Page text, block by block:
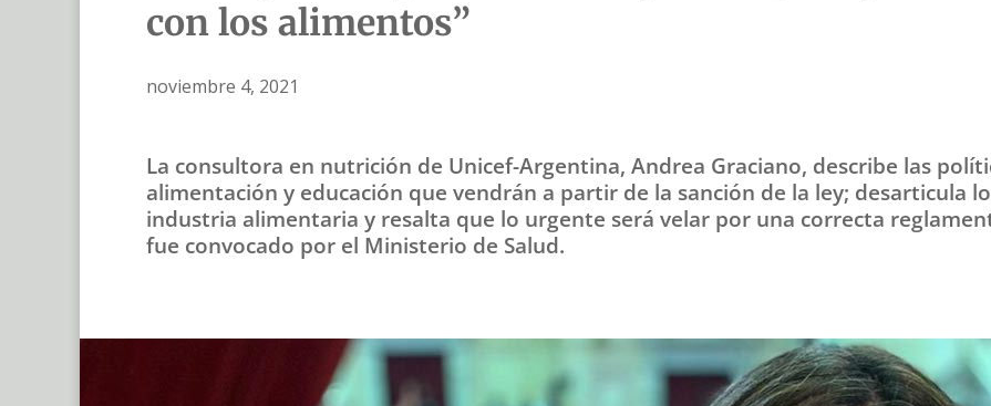
con los alimentos”
noviembre 4, 2021
La consultora en nutrición de Unicef-Argentina, Andrea Graciano, describe las
alimentación y educación que vendrán a partir de la sanción de la ley; desarticula
industria alimentaria y resalta que lo urgente será velar por una correcta
fue convocado por el Ministerio de Salud.